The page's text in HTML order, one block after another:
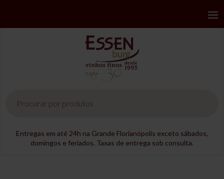
produtos
Entregas em até 24h na Grande Florianópolis exceto sábados,
domingos e feriados. Taxas de entrega sob consulta.